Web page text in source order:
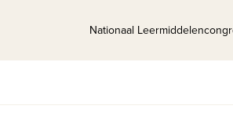
Nationaal